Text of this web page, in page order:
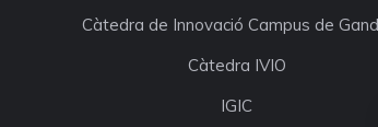
Càtedra de Innovació Campus de
Càtedra IVIO
IGIC